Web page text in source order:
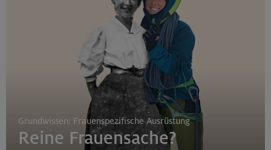
Grundwissen: Frauenspezifische Ausrüstung
Reine Frauensache?